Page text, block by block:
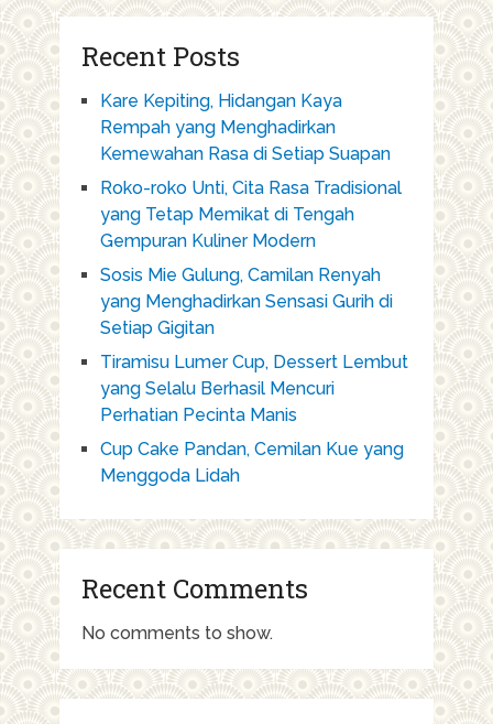
Recent Posts
Kare Kepiting, Hidangan Kaya
Rempah yang Menghadirkan
Kemewahan Rasa di Setiap Suapan
Roko-roko Unti, Cita Rasa Tradisional
yang Tetap Memikat di Tengah
Gempuran Kuliner Modern
Sosis Mie Gulung, Camilan Renyah
yang Menghadirkan Sensasi Gurih di
Setiap Gigitan
Tiramisu Lumer Cup, Dessert Lembut
yang Selalu Berhasil Mencuri
Perhatian Pecinta Manis
Cup Cake Pandan, Cemilan Kue yang
Menggoda Lidah
Recent Comments
No comments to show.